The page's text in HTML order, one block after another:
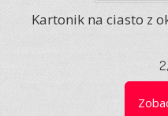
Kartonik na ciasto z